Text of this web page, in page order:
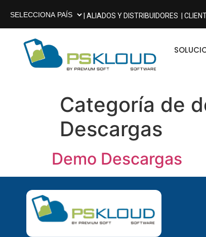
| ALIADOS Y DISTRIBUIDORES |
Categoría de
Descargas
Demo Descargas